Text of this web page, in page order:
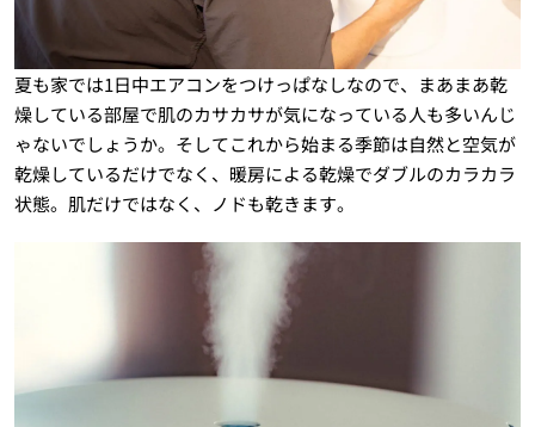
夏も家では1日中エアコンをつけっぱなしなので、まあまあ乾
燥している部屋で肌のカサカサが気になっている人も多いんじ
ゃないでしょうか。そしてこれから始まる季節は自然と空気が
乾燥しているだけでなく、暖房による乾燥でダブルのカラカラ
状態。肌だけではなく、ノドも乾きます。